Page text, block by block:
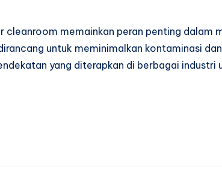
memainkan peran penting dalam
untuk meminimalkan kontaminasi
yang diterapkan di berbagai